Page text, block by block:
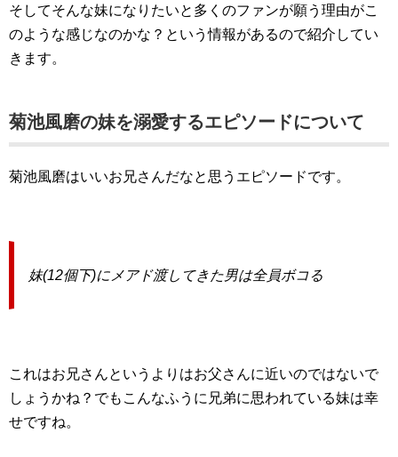
そしてそんな妹になりたいと多くのファンが願う理由がこ
のような感じなのかな？という情報があるので紹介してい
きます。
菊池風磨の妹を溺愛するエピソードについて
菊池風磨はいいお兄さんだなと思うエピソードです。
妹(12個下)にメアド渡してきた男は全員ボコる
これはお兄さんというよりはお父さんに近いのではないで
しょうかね？でもこんなふうに兄弟に思われている妹は幸
せですね。